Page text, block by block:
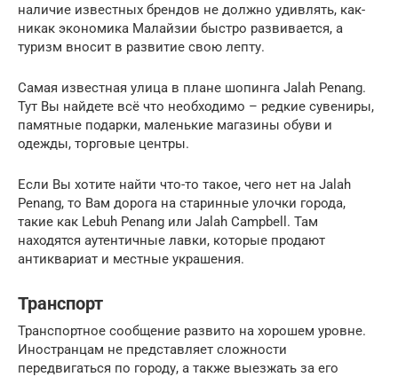
наличие известных брендов не должно удивлять, как-
никак экономика Малайзии быстро развивается, а
туризм вносит в развитие свою лепту.
Самая известная улица в плане шопинга Jalah Penang.
Тут Вы найдете всё что необходимо – редкие сувениры,
памятные подарки, маленькие магазины обуви и
одежды, торговые центры.
Если Вы хотите найти что-то такое, чего нет на Jalah
Penang, то Вам дорога на старинные улочки города,
такие как Lebuh Penang или Jalah Campbell. Там
находятся аутентичные лавки, которые продают
антиквариат и местные украшения.
Транспорт
Транспортное сообщение развито на хорошем уровне.
Иностранцам не представляет сложности
передвигаться по городу, а также выезжать за его